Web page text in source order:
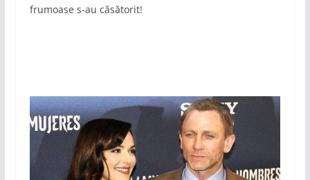
frumoase s-au căsătorit!